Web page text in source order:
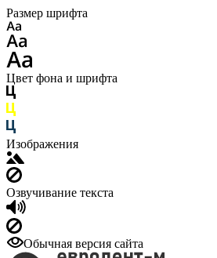
Размер шрифта
Цвет фона и шрифта
Изображения
Озвучивание текста
Обычная версия сайта